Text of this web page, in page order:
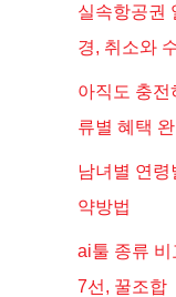
실속항공권
경, 취소와
아직도 충전
류별 혜택
남녀별 연령
약방법
ai툴 종류 비
7선, 꿀조합